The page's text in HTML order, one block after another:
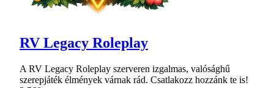
RV Legacy Roleplay
A RV Legacy Roleplay szerveren izgalmas, valósághű
szerepjáték élmények várnak rád. Csatlakozz hozzánk te is!